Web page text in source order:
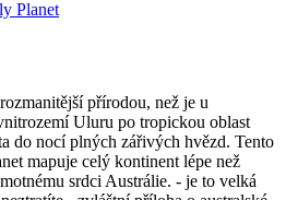
přírodou, než je u
Uluru po tropickou oblast
do nocí plných zářivých hvězd. Tento
mapuje celý kontinent lépe než
srdci Austrálie. - je to velká